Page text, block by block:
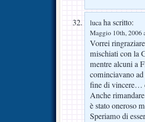
lucaha scritto:
Maggio 10th, 2006
Vorrei
mischiati con la
mentre alcuni a
cominciavano
fine di vincere…
Anche
è stato oneroso
Speriamo di